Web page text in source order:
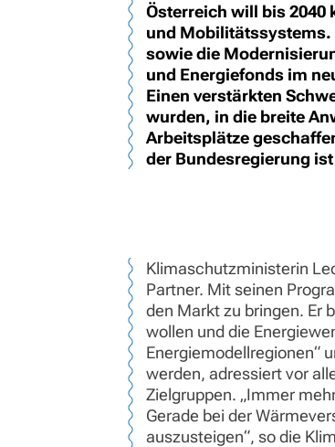
Österreich will bis 2040
und Mobilitätssystems.
sowie die
und Energiefonds im
Einen verstärkten
wurden, in die breite
Arbeitsplätze
der Bundesregierung
Klimaschutzministerin
Partner. Mit seinen
den Markt zu bringen. Er
wollen und die
Energiemodellregionen“
werden, adressiert vor
Zielgruppen. „Immer
Gerade bei der
auszusteigen“, so die